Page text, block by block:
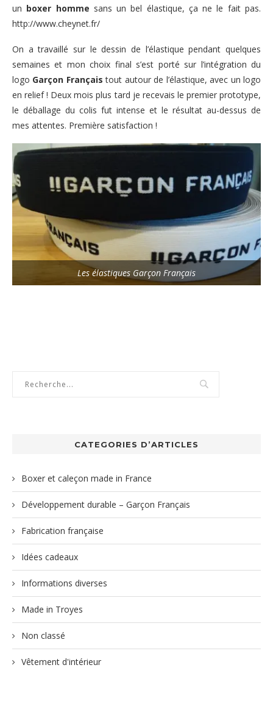
un boxer homme sans un bel élastique, ça ne le fait pas.
http://www.cheynet.fr/
On a travaillé sur le dessin de l’élastique pendant quelques
semaines et mon choix final s’est porté sur l’intégration du
logo Garçon Français tout autour de l’élastique, avec un logo
en relief ! Deux mois plus tard je recevais le premier prototype,
le déballage du colis fut intense et le résultat au-dessus de
mes attentes. Première satisfaction !
Les élastiques Garçon Français
CATEGORIES D’ARTICLES
Boxer et caleçon made in France
Développement durable – Garçon Français
Fabrication française
Idées cadeaux
Informations diverses
Made in Troyes
Non classé
Vêtement d'intérieur